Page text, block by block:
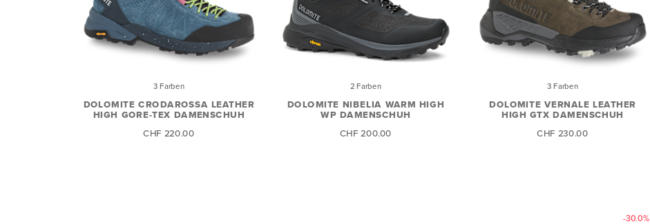
3 Farben
DOLOMITE CRODAROSSA LEATHER
HIGH GORE-TEX DAMENSCHUH
CHF 220.00
2 Farben
DOLOMITE NIBELIA WARM HIGH
WP DAMENSCHUH
CHF 200.00
3 Farben
DOLOMITE VERNALE LEATHER
HIGH GTX DAMENSCHUH
CHF 230.00
-30.0%